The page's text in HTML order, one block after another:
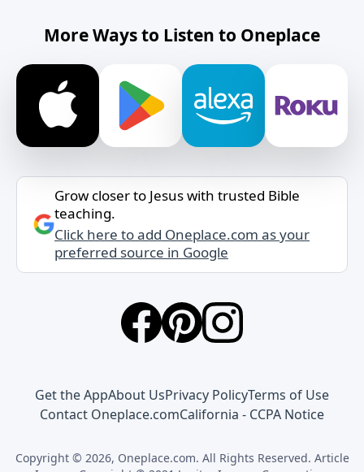
More Ways to Listen to Oneplace
Grow closer to Jesus with trusted Bible
teaching.
Click here to add Oneplace.com as your
preferred source in Google
Get the AppAbout UsPrivacy PolicyTerms of Use
Contact Oneplace.comCalifornia - CCPA Notice
Copyright © 2026, Oneplace.com. All Rights Reserved. Article